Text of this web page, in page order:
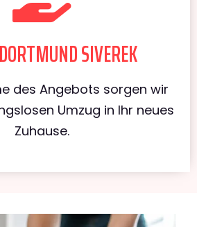
SIVEREK
des Angebots sorgen wir
Umzug in Ihr neues
Zuhause.